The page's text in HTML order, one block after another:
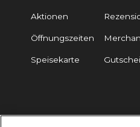
Aktionen
Öffnungszeiten
Speisekarte